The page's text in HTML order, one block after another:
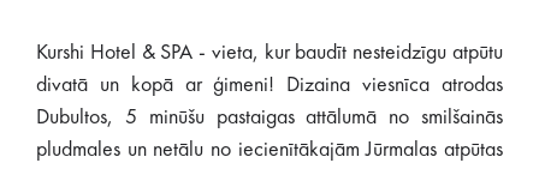
Kurshi Hotel & SPA - vieta, kur baudīt nesteidzīgu atpūtu
divatā un kopā ar ģimeni! Dizaina viesnīca atrodas
Dubultos, 5 minūšu pastaigas attālumā no smilšainās
pludmales un netālu no iecienītākajām Jūrmalas atpūtas